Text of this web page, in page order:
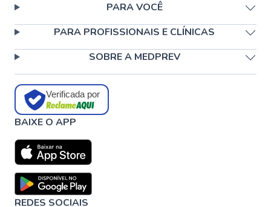
PARA VOCÊ
PARA PROFISSIONAIS E CLÍNICAS
SOBRE A MEDPREV
Verificada por
BAIXE O APP
REDES SOCIAIS